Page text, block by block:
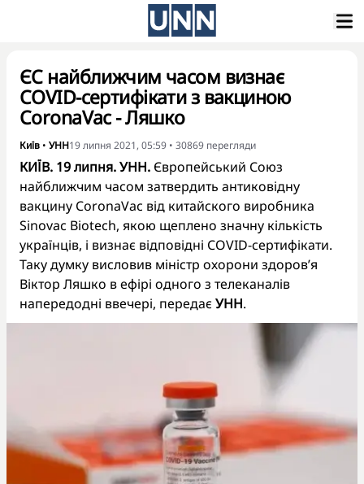
ЄС найближчим часом визнає
COVID-сертифікати з вакциною
CoronaVac - Ляшко
Київ • УНН19 липня 2021, 05:59 • 30869 перегляди
КИЇВ. 19 липня. УНН. Європейський Союз
найближчим часом затвердить антиковідну
вакцину CoronaVac від китайского виробника
Sinovac Biotech, якою щеплено значну кількість
українців, і визнає відповідні COVID-сертифікати.
Таку думку висловив міністр охорони здоров’я
Віктор Ляшко в ефірі одного з телеканалів
напередодні ввечері, передає УНН.